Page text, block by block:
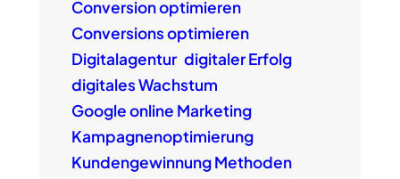
Conversion optimieren
Conversions optimieren
Digitalagentur digitaler Erfolg
digitales Wachstum
Google online Marketing
Kampagnenoptimierung
Kundengewinnung Methoden